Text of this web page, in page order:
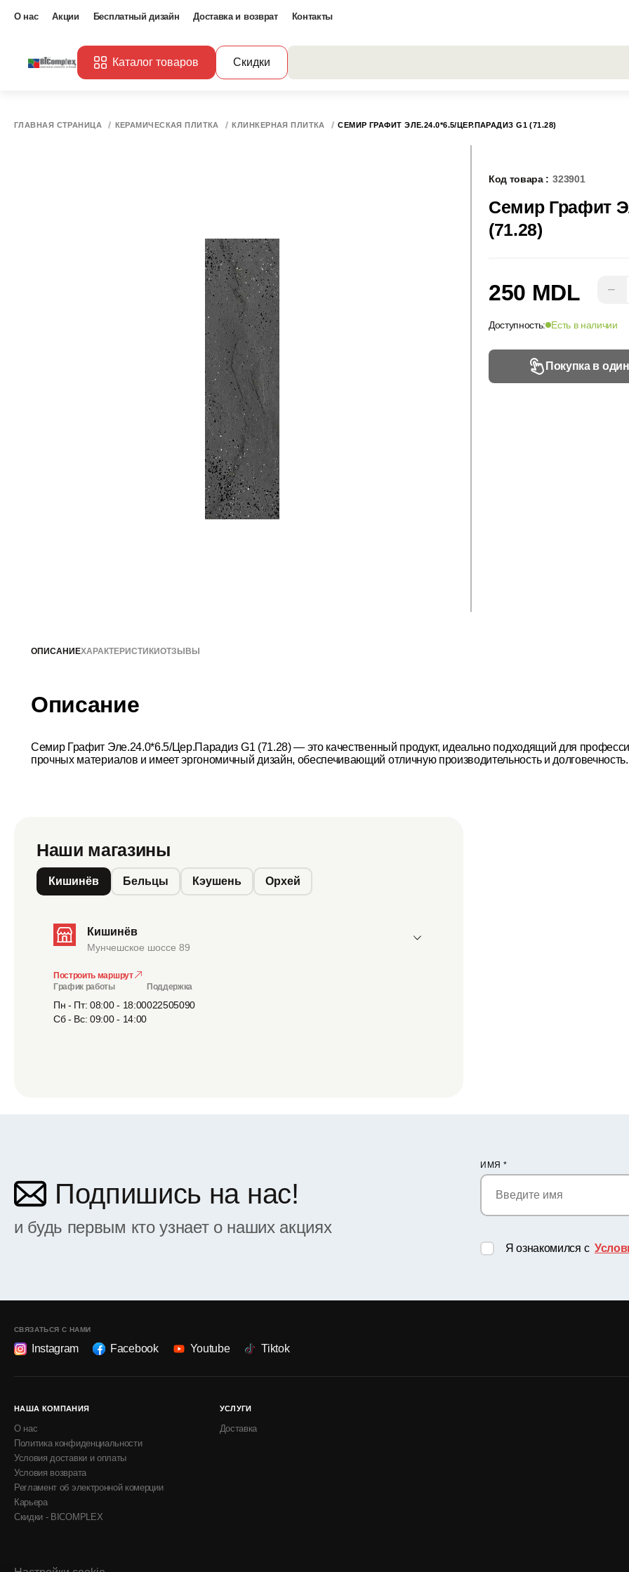
О нас Акции Бесплатный дизайн Доставка и возврат Контакты
Каталог товаров Скидки
ГЛАВНАЯ СТРАНИЦА КЕРАМИЧЕСКАЯ ПЛИТКА КЛИНКЕРНАЯ ПЛИТКА СЕМИР ГРАФИТ ЭЛЕ.24.0*6.5/ЦЕР.ПАРАДИЗ G1 (71.28)
Код товара : 323901
Семир Графит
(71.28)
250 MDL −
Доступность: Есть в наличии
Покупка в
ОПИСАНИЕХАРАКТЕРИСТИКИОТЗЫВЫ
Описание
Семир Графит Эле.24.0*6.5/Цер.Парадиз G1 (71.28) — это качественный продукт, идеально подходящий для
прочных материалов и имеет эргономичный дизайн, обеспечивающий отличную производительность и долговечность.
Наши магазины
Кишинёв Бельцы Кэушень Орхей
Кишинёв
Мунчешское шоссе 89
Построить маршрут
График работы
Пн - Пт: 08:00 - 18:00
Сб - Вс: 09:00 - 14:00
Поддержка
022505090
Подпишись на нас!
и будь первым кто узнает о наших акциях
ИМЯ *
Я ознакомился с
СВЯЗАТЬСЯ С НАМИ
Instagram Facebook Youtube Tiktok
НАША КОМПАНИЯ
О нас
Политика конфиденциальности
Условия доставки и оплаты
Условия возврата
Регламент об электронной комерции
Карьера
Скидки - BICOMPLEX
УСЛУГИ
Доставка